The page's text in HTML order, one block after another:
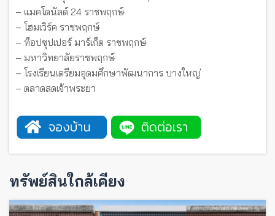
– แมคโดนัลด์ 24 ราชพฤกษ์
– โฮมเวิร์ค ราชพฤกษ์
– ท็อปซุปเปอร์ มาร์เก็ต ราชพฤกษ์
– มหาวิทยาลัยราชพฤกษ์
– โรงเรียนเตรียมอุดมศึกษาพัฒนาการ บางใหญ่
– ตลาดสดเจ้าพระยา
ทรัพย์สินใกล้เคียง